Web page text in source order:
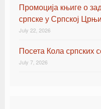
Промоција књиге о
српске у Српској Црњи
July 22, 2026
Посета Кола српских
July 7, 2026